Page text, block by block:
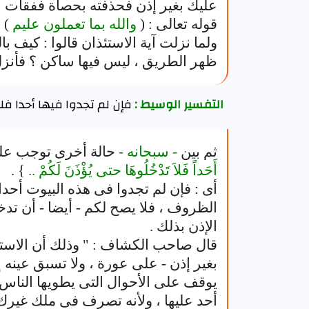
عليك بغير إذن فحذفته بحصاة ففقأت
قوله تعالى : ( والله بما تعملون عليم )
ولما نزلت آية الاستئذان قالوا : كيف
ظهر الطريق ، ليس فيها ساكن ؟
التفسير الوسيط :فإن لم تجدوا فيها أحدا
ثم بين - سبحانه - حالة أخرى توجب
أَحَداً فَلاَ تَدْخُلُوهَا حتى يُؤْذَنَ لَكُمْ .. } .
أى : فإن لم تجدوا فى هذه البيوت
الظروف ، فلا يصح لكم - أيضا - أن
الإذن بذلك .
قال صاحب الكشاف : " وذلك أن
بغير إذن - على عورة ، ولا تسبق عينه
يوقف على الأحوال التى يطويها
أحد عليها ، ولأنه تصرف فى ملك